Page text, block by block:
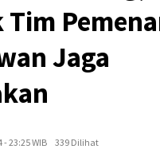
Tim
Jaga
23:25 WIB
339 Dilihat